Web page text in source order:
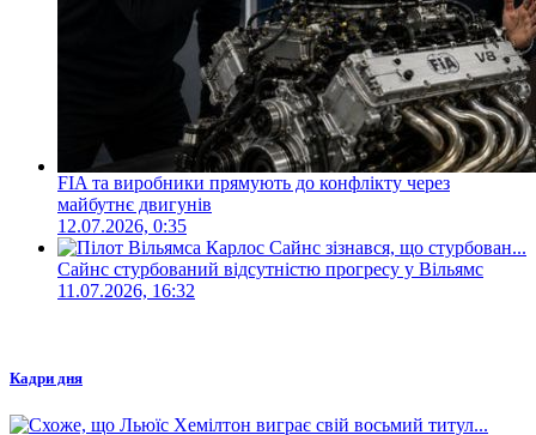
FIA та виробники прямують до конфлікту через
майбутнє двигунів
12.07.2026, 0:35
Сайнс стурбований відсутністю прогресу у Вільямс
11.07.2026, 16:32
Кадри дня